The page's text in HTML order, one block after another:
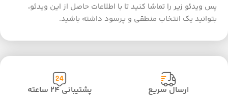
پس ویدئو زیر را تماشا کنید تا با اطلاعات حاصل از این ویدئو،
بتوانید یک انتخاب منطقی و پرسود داشته باشید.
ارسال سریع پشتیبانی ۲۴ ساعته